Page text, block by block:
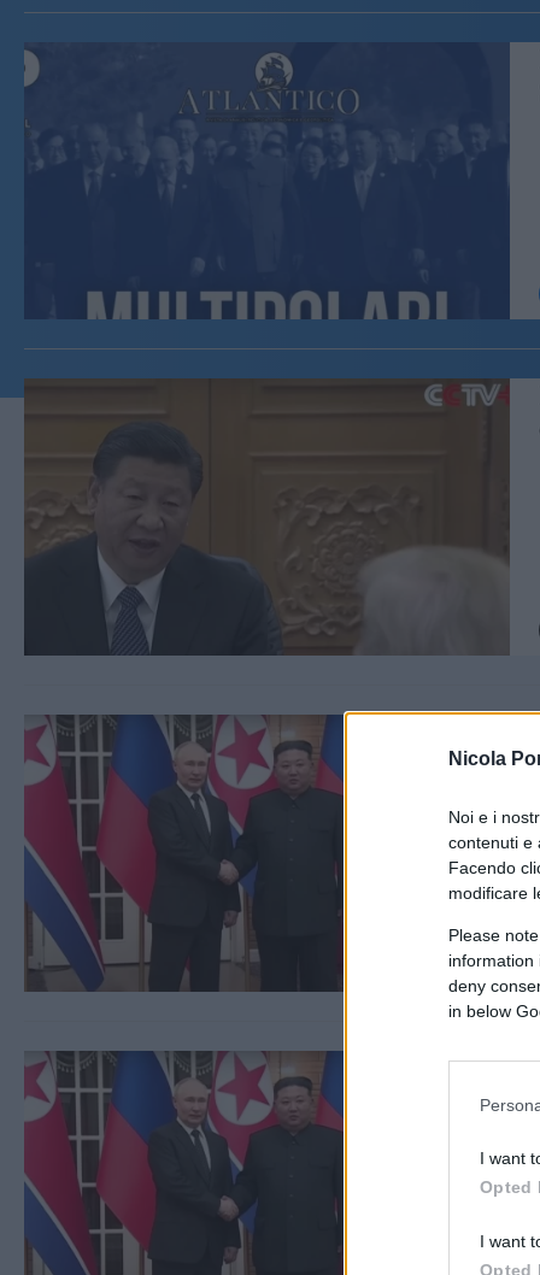
Nicola
Noi e i
contenuti e
Facendo
modificare
Please
information
deny
in below
I want
Opted
I want
Opted